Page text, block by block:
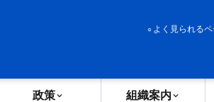
よく見られるペ
政策 組織案内